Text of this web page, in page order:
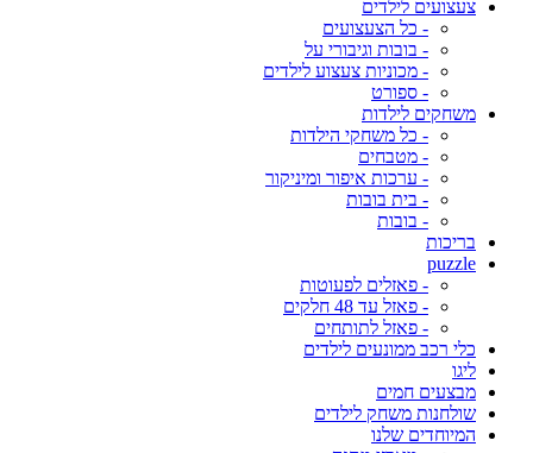
צעצועים לילדים
- כל הצעצועים
- בובות וגיבורי על
- מכוניות צעצוע לילדים
- ספורט
משחקים לילדות
- כל משחקי הילדות
- מטבחים
- ערכות איפור ומיניקור
- בית בובות
- בובות
בריכות
puzzle
- פאזלים לפעוטות
- פאזל עד 48 חלקים
- פאזל לתותחים
כלי רכב ממונעים לילדים
ליגו
מבצעים חמים
שולחנות משחק לילדים
המיוחדים שלנו